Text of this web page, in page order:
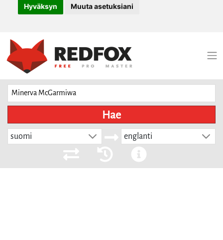
Hyväksyn Muuta asetuksiani
Hae
suomi englanti